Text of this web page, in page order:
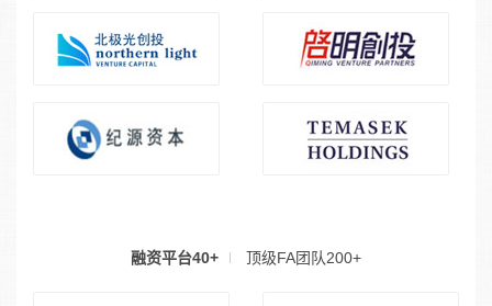
融资平台40+ 顶级FA团队200+